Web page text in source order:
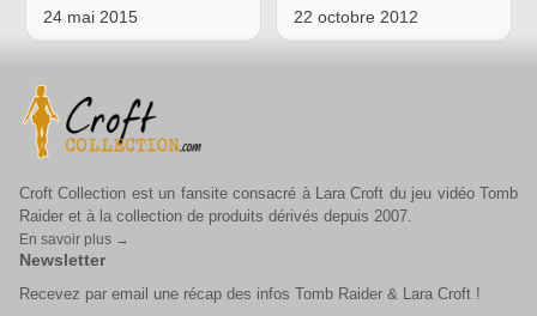
24 mai 2015 22 octobre 2012
Croft Collection est un fansite consacré à Lara Croft du jeu vidéo Tomb
Raider et à la collection de produits dérivés depuis 2007.
En savoir plus →
Newsletter
Recevez par email une récap des infos Tomb Raider & Lara Croft !